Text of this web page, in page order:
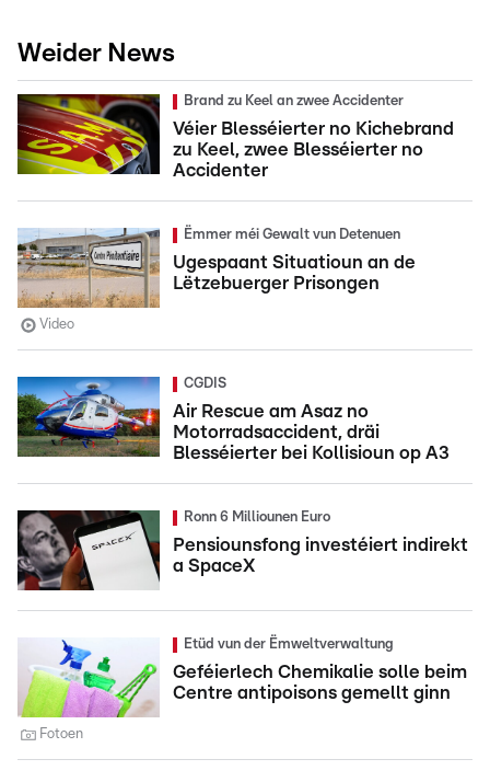
Weider News
Brand zu Keel an zwee Accidenter
Véier Blesséierter no Kichebrand
zu Keel, zwee Blesséierter no
Accidenter
Ëmmer méi Gewalt vun Detenuen
Ugespaant Situatioun an de
Lëtzebuerger Prisongen
Video
CGDIS
Air Rescue am Asaz no
Motorradsaccident, dräi
Blesséierter bei Kollisioun op A3
Ronn 6 Milliounen Euro
Pensiounsfong investéiert indirekt
a SpaceX
Etüd vun der Ëmweltverwaltung
Geféierlech Chemikalie solle beim
Centre antipoisons gemellt ginn
Fotoen